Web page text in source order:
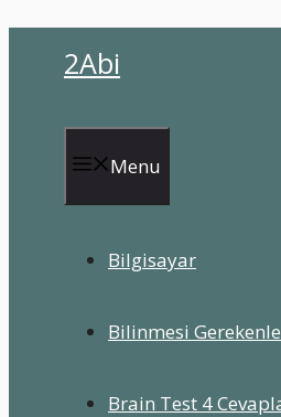
2Abi
Menu
Bilgisayar
Bilinmesi
Brain Test 4